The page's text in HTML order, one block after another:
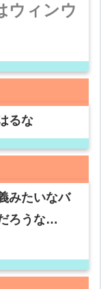
ウィンウ
るな
みたいなバ
ろうな…